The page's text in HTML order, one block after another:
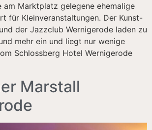
am Marktplatz gelegene ehemalige
für Kleinveranstaltungen. Der Kunst-
der Jazzclub Wernigerode laden zu
mehr ein und liegt nur wenige
Schlossberg Hotel Wernigerode
Marstall